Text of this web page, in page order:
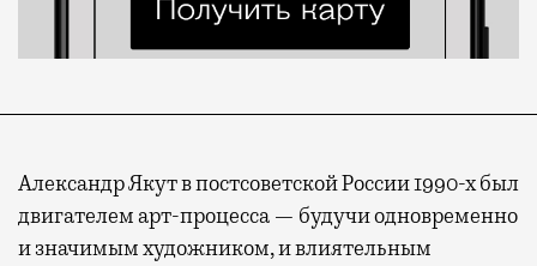
Александр Якут в постсоветской России 1990-х был
двигателем арт-процесса — будучи одновременно
и значимым художником, и влиятельным